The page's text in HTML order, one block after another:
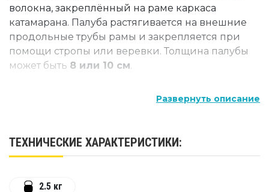
волокна, закреплённый на раме каркаса
катамарана. Палуба растягивается на внешние
продольные трубы рамы и закрепляется при
помощи стропы или веревки. Толщина палубы
может быть 8 или 10 см.
размещения, перевоза, хранения багажа и
Главныепреимуществанадувной палубы:
Очень
Развернуть описание
ТЕХНИЧЕСКИЕ ХАРАКТЕРИСТИКИ:
2.5 кг